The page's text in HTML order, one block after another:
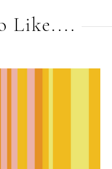
Like....